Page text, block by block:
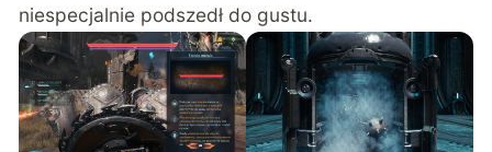
niespecjalnie podszedł do gustu.